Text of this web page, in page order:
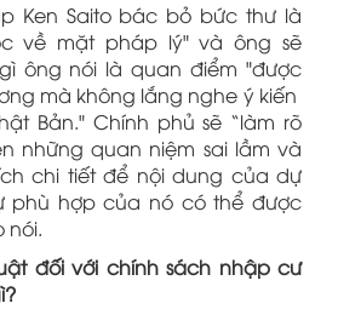
Ken Saito bác bỏ bức thư là
về mặt pháp lý" và ông sẽ
ông nói là quan điểm "được
mà không lắng nghe ý kiến
Bản." Chính phủ sẽ “làm rõ
những quan niệm sai lầm và
chi tiết để nội dung của dự
phù hợp của nó có thể được
nói.
đối với chính sách nhập cư